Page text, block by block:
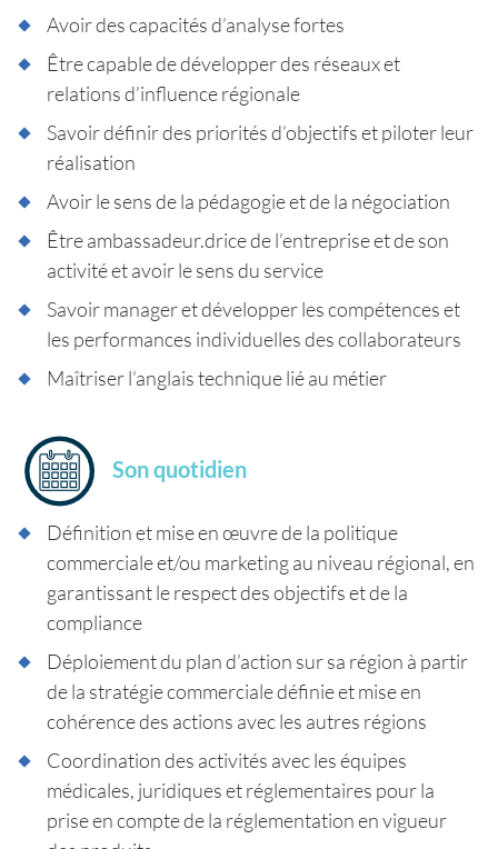
Avoir des capacités d’analyse fortes
Être capable de développer des réseaux et
relations d’influence régionale
Savoir définir des priorités d’objectifs et piloter leur
réalisation
Avoir le sens de la pédagogie et de la négociation
Être ambassadeur.drice de l’entreprise et de son
activité et avoir le sens du service
Savoir manager et développer les compétences et
les performances individuelles des collaborateurs
Maîtriser l’anglais technique lié au métier
Son quotidien
Définition et mise en œuvre de la politique
commerciale et/ou marketing au niveau régional, en
garantissant le respect des objectifs et de la
compliance
Déploiement du plan d’action sur sa région à partir
de la stratégie commerciale définie et mise en
cohérence des actions avec les autres régions
Coordination des activités avec les équipes
médicales, juridiques et réglementaires pour la
prise en compte de la réglementation en vigueur